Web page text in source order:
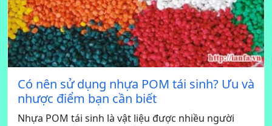
Có nên sử dụng nhựa POM tái sinh? Ưu và
nhược điểm bạn cần biết
Nhựa POM tái sinh là vật liệu được nhiều người